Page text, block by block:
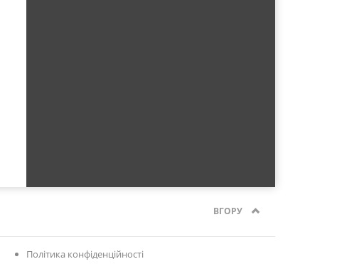
ВГОРУ
Політика конфіденційності